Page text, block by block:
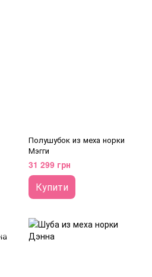
Полушубок из меха норки
Мэгги
31 299 грн
Купити